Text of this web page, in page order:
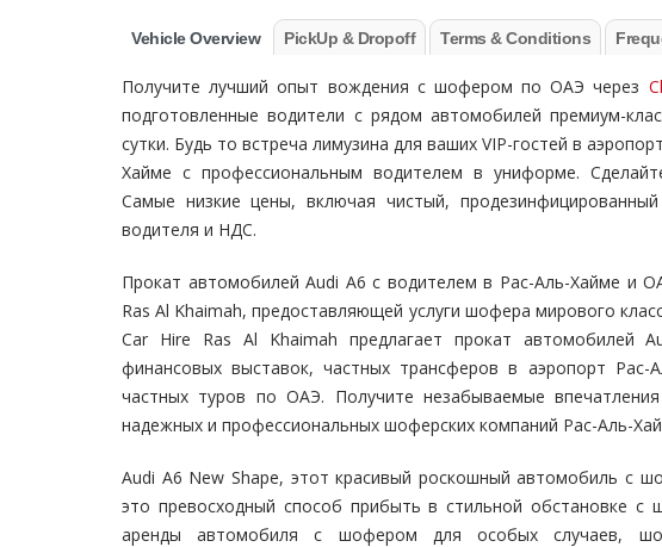
Vehicle Overview PickUp & Dropoff Terms & Conditions
Получите лучший опыт вождения с шофером по ОАЭ через
подготовленные водители с рядом автомобилей премиум-
сутки. Будь то встреча лимузина для ваших VIP-гостей в
Хайме с профессиональным водителем в униформе.
Самые низкие цены, включая чистый,
водителя и НДС.
Прокат автомобилей Audi A6 с водителем в Рас-Аль-Хайме и
Ras Al Khaimah, предоставляющей услуги шофера мирового
Car Hire Ras Al Khaimah предлагает прокат автомобилей
финансовых выставок, частных трансферов в аэропорт
частных туров по ОАЭ. Получите незабываемые
надежных и профессиональных шоферских компаний Рас-Аль-
Audi A6 New Shape, этот красивый роскошный автомобиль с
это превосходный способ прибыть в стильной обстановке с
аренды автомобиля с шофером для особых случаев,